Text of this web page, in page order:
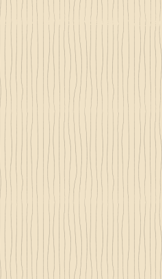
by Just 4 Kids. Proudly created with Wix.com